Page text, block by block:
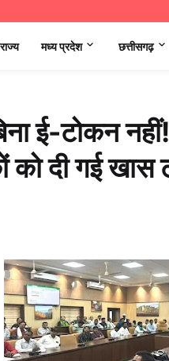
राज्य मध्‍य प्रदेश छत्तीसगढ़
ई-टोकन
को दी गई